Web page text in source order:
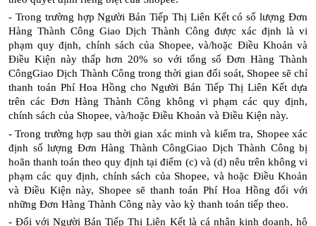
- Trong trường hợp Người Bán Tiếp Thị Liên Kết có số lượng Đơn
Hàng Thành Công Giao Dịch Thành Công được xác định là vi
phạm quy định, chính sách của Shopee, và/hoặc Điều Khoản và
Điều Kiện này thấp hơn 20% so với tổng số Đơn Hàng Thành
CôngGiao Dịch Thành Công trong thời gian đối soát, Shopee sẽ chỉ
thanh toán Phí Hoa Hồng cho Người Bán Tiếp Thị Liên Kết dựa
trên các Đơn Hàng Thành Công không vi phạm các quy định,
chính sách của Shopee, và/hoặc Điều Khoản và Điều Kiện này.
- Trong trường hợp sau thời gian xác minh và kiểm tra, Shopee xác
định số lượng Đơn Hàng Thành CôngGiao Dịch Thành Công bị
hoãn thanh toán theo quy định tại điểm (c) và (d) nêu trên không vi
phạm các quy định, chính sách của Shopee, và hoặc Điều Khoản
và Điều Kiện này, Shopee sẽ thanh toán Phí Hoa Hồng đối với
những Đơn Hàng Thành Công này vào kỳ thanh toán tiếp theo.
- Đối với Người Bán Tiếp Thị Liên Kết là cá nhân kinh doanh, hộ